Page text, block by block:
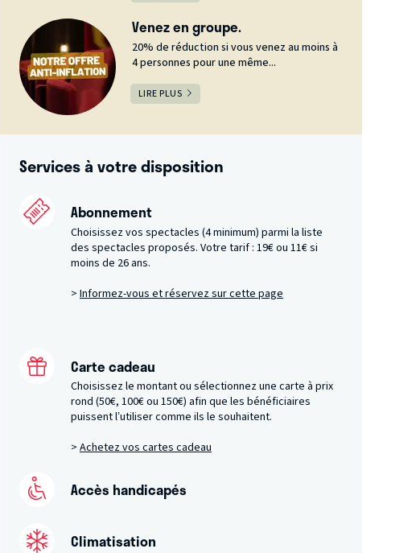
Venez en groupe.
20% de réduction si vous venez au moins à
4 personnes pour une même...
LIRE PLUS
Services à votre disposition
Abonnement
Choisissez vos spectacles (4 minimum) parmi la liste
des spectacles proposés. Votre tarif : 19€ ou 11€ si
moins de 26 ans.
> Informez-vous et réservez sur cette page
Carte cadeau
Choisissez le montant ou sélectionnez une carte à prix
rond (50€, 100€ ou 150€) afin que les bénéficiaires
puissent l’utiliser comme ils le souhaitent.
> Achetez vos cartes cadeau
Accès handicapés
Climatisation